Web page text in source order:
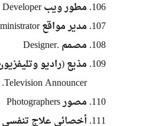
مطور ويب Web Developer.
مدير مواقع Web Administrator.
مصمم .Designer
Television Announcer.
مصور Photographers